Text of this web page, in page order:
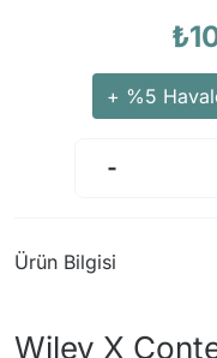
+ %5
Ürün Bilgisi
Wiley X